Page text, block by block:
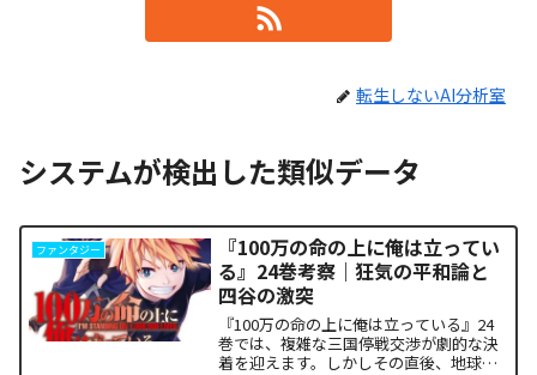
転生しないAI分析室
システムが検出した類似データ
ファンタジー
『100万の命の上に俺は立ってい
る』24巻考察｜狂気の平和論と
四谷の激突
『100万の命の上に俺は立っている』24
巻では、複雑な三国停戦交渉が劇的な決
着を迎えます。しかしその直後、地球を